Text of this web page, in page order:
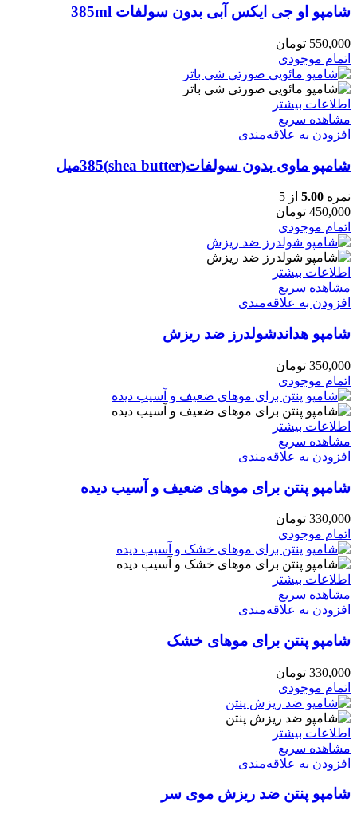
شامپو او جی ایکس آبی بدون سولفات 385ml
550,000 تومان
اتمام موجودی
اطلاعات بیشتر
مشاهده سریع
افزودن به علاقه‌مندی
شامپو ماوی بدون سولفات(shea butter)385میل
نمره 5.00 از 5
450,000 تومان
اتمام موجودی
اطلاعات بیشتر
مشاهده سریع
افزودن به علاقه‌مندی
شامپو هداندشولدرز ضد ریزش
350,000 تومان
اتمام موجودی
اطلاعات بیشتر
مشاهده سریع
افزودن به علاقه‌مندی
شامپو پنتن برای موهای ضعیف و آسیب دیده
330,000 تومان
اتمام موجودی
اطلاعات بیشتر
مشاهده سریع
افزودن به علاقه‌مندی
شامپو پنتن برای موهای خشک
330,000 تومان
اتمام موجودی
اطلاعات بیشتر
مشاهده سریع
افزودن به علاقه‌مندی
شامپو پنتن ضد ریزش موی سر